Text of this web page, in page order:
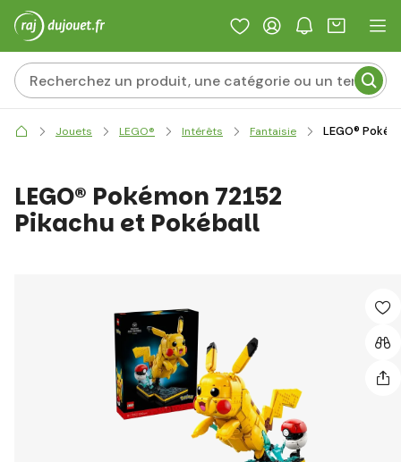
Jouets LEGO® Intérêts Fantaisie LEGO®
LEGO® Pokémon 72152
Pikachu et Pokéball